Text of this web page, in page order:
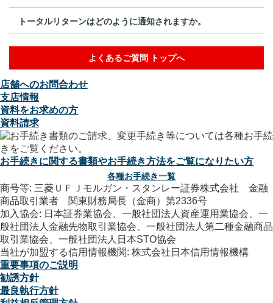
トータルリターンはどのように通知されますか。
よくあるご質問 トップへ
店舗へのお問合わせ
支店情報
資料をお求めの方
資料請求
お手続きに関する書類やお手続き方法をご覧になりたい方
各種お手続き一覧
商号等: 三菱ＵＦＪモルガン・スタンレー証券株式会社 金融
商品取引業者 関東財務局長（金商）第2336号
加入協会: 日本証券業協会、一般社団法人資産運用業協会、一
般社団法人金融先物取引業協会、一般社団法人第二種金融商品
取引業協会、一般社団法人日本STO協会
当社が加盟する信用情報機関: 株式会社日本信用情報機構
重要事項のご説明
勧誘方針
最良執行方針